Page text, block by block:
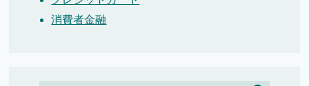
消費者金融